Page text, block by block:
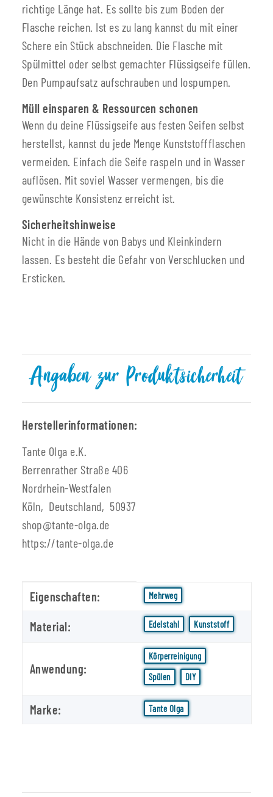
richtige Länge hat. Es sollte bis zum Boden der
Flasche reichen. Ist es zu lang kannst du mit einer
Schere ein Stück abschneiden. Die Flasche mit
Spülmittel oder selbst gemachter Flüssigseife füllen.
Den Pumpaufsatz aufschrauben und lospumpen.
Müll einsparen & Ressourcen schonen
Wenn du deine Flüssigseife aus festen Seifen selbst
herstellst, kannst du jede Menge Kunststoffflaschen
vermeiden. Einfach die Seife raspeln und in Wasser
auflösen. Mit soviel Wasser vermengen, bis die
gewünschte Konsistenz erreicht ist.
Sicherheitshinweise
Nicht in die Hände von Babys und Kleinkindern
lassen. Es besteht die Gefahr von Verschlucken und
Ersticken.
Angaben zur Produktsicherheit
Herstellerinformationen:
Tante Olga e.K.
Berrenrather Straße 406
Nordrhein-Westfalen
Köln, Deutschland, 50937
shop@tante-olga.de
https://tante-olga.de
Produkteigenschaft
Wert
Eigenschaften: Mehrweg
Material: Edelstahl Kunststoff
Anwendung:
Körperreinigung
Spülen
DIY
Marke: Tante Olga